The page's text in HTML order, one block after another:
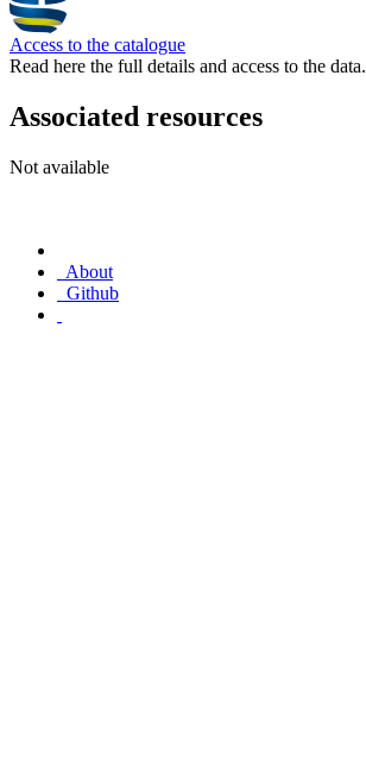
Access to the catalogue
Read here the full details and access to the data.
Associated resources
Not available
About
Github